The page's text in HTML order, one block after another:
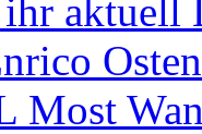
aktuell
Most